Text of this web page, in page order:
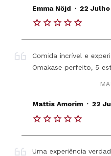
Emma Nöjd . 22
Comida incrível e
Omakase perfeito, 5
Mattis Amorim . 22
Uma experiência